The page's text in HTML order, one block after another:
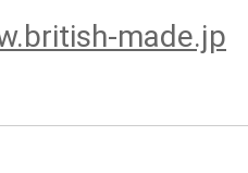
made.jp